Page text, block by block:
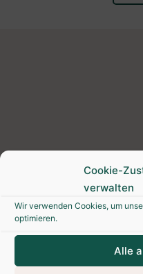
Cookie-
verwalten
Wir verwenden Cookies, um
optimieren.
Alle